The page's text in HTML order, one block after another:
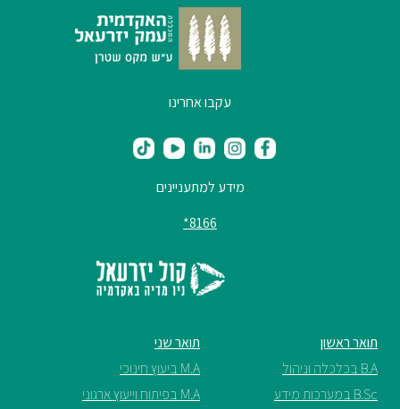
הרשמו
עכשיו
עקבו אחרינו
מידע למתעניינים
8166*
תואר ראשון
B.A בכלכלה וניהול
B.Sc במערכות מידע
תואר שני
M.A ביעוץ חינוכי
M.A בפיתוח וייעוץ ארגוני